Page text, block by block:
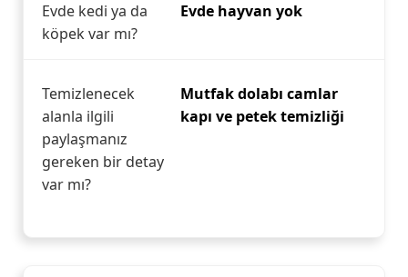
Evde kedi ya da
köpek var mı?
Evde hayvan yok
Temizlenecek
alanla ilgili
paylaşmanız
gereken bir detay
var mı?
Mutfak dolabı camlar
kapı ve petek temizliği